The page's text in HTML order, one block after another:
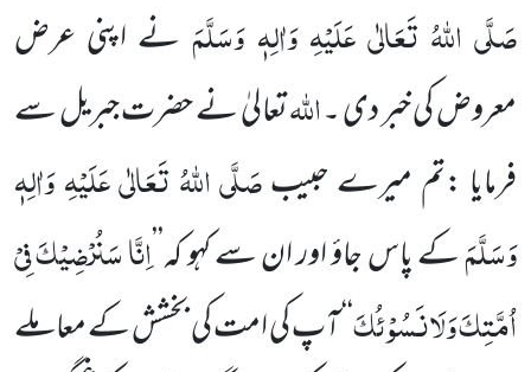
صَلَّی اللہُ تَعَالٰی عَلَیْہِ وَاٰلِہٖ وَسَلَّمَ نے اپنی عرض
معروض کی خبر دی ۔اللہتعالیٰ نے حضرت جبریل سے
فرمایا :تم میرے حبیبصَلَّی اللہُ تَعَالٰی عَلَیْہِ وَاٰلِہٖ
وَسَلَّمَکے پاس جاؤ اور ان سے کہو کہ’’اِنَّا سَنُرْضِیْکَ فِیْ
اُمَّتِکَ وَلَا نَسُوْ ئُکَ‘‘ آپ کی امت کی بخشش کے معاملے